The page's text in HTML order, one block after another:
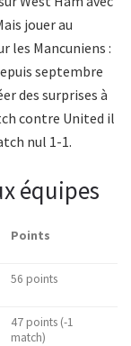
jouer au
les Mancuniens :
septembre
des surprises à
contre United il
nul 1-1.
équipes
Points
56 points
47 points (-1
match)